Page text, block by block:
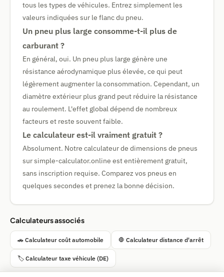
tous les types de véhicules. Entrez simplement les
valeurs indiquées sur le flanc du pneu.
Un pneu plus large consomme-t-il plus de
carburant ?
En général, oui. Un pneu plus large génère une
résistance aérodynamique plus élevée, ce qui peut
légèrement augmenter la consommation. Cependant, un
diamètre extérieur plus grand peut réduire la résistance
au roulement. L'effet global dépend de nombreux
facteurs et reste souvent faible.
Le calculateur est-il vraiment gratuit ?
Absolument. Notre calculateur de dimensions de pneus
sur simple-calculator.online est entièrement gratuit,
sans inscription requise. Comparez vos pneus en
quelques secondes et prenez la bonne décision.
Calculateurs associés
🚗 Calculateur coût automobile 🛑 Calculateur distance d'arrêt
🏷 Calculateur taxe véhicule (DE)